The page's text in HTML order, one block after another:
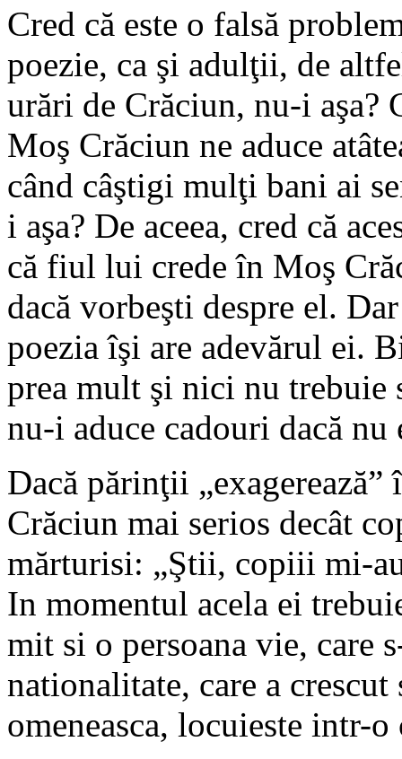
Cred că este o falsă
poezie, ca şi adulţii, de
urări de Crăciun, nu-i aşa?
Moş Crăciun ne aduce
când câş­tigi mulţi bani ai
i aşa? De aceea, cred că
că fiul lui crede în Moş
dacă vor­beşti despre el.
poezia îşi are adevărul ei.
prea mult şi nici nu
nu-i aduce cadouri dacă nu
Dacă părinţii
Crăciun mai serios decât
mărturisi: „Ştii, copiii mi-
In momentul acela ei
mit si o persoana vie, care
nationalitate, care a
omeneasca, locuieste intr-